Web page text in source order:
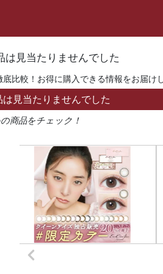
は見当たりませんでした
底比較！お得に購入できる情報をお届け
は見当たりませんでした
商品をチェック！